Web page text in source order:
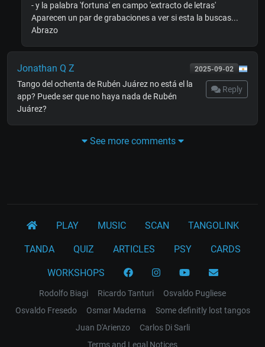
- y la palabra 'fortuna' en campo 'extracto de letras'
Aparecen un par de grabaciones a ver si esta la buscas...
Abrazo
2025-09-02
Jonathan Q Z
Reply
Tango del ochenta de Rubén Juárez no está el la
app? Puede ser que no haya nada de Rubén
Juárez?
See more comments
PLAY MUSIC SCAN TANGOLINK
TANDA QUIZ ARTICLES PSY CARDS
WORKSHOPS
Rodolfo Biagi Ricardo Tanturi
Osvaldo Pugliese
Osvaldo Fresedo
Osmar Maderna
Some definitly lost tangos
Juan D'Arienzo
Carlos Di Sarli
Terms and Legal Notices